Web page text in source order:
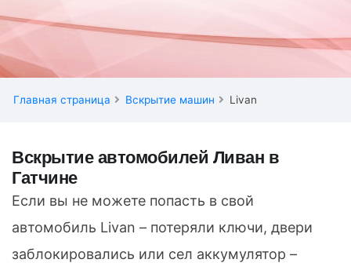
Главная страница Вскрытие машин Livan
Вскрытие автомобилей Ливан в
Гатчине
Если вы не можете попасть в свой
автомобиль Livan – потеряли ключи, двери
заблокировались или сел аккумулятор –